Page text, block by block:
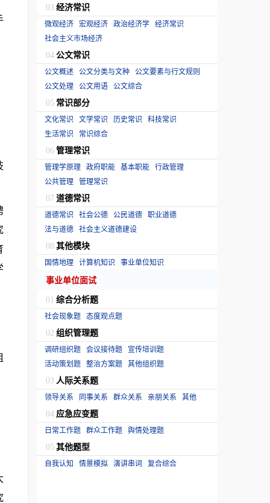
03 经济常识
微观经济 宏观经济 政治经济学 经济常识
社会主义市场经济
04 公文常识
公文概述 公文分类与文种 公文要素与行文规则
公文处理 公文用语 公文综合
05 常识部分
文化常识 文学常识 历史常识 科技常识
生活常识
常识综合
06 管理常识
管理学原理 政府职能 基本职能 行政管理
公共管理 管理常识
07 道德常识
道德常识 社会公德 公民道德 职业道德
法与道德 社会主义道德建设
08 其他模块
国情地理 计算机知识 事业单位知识
事业单位面试
01 综合分析题
社会现象题 态度观点题
02 组织管理题
调研组织题 会议接待题 宣传培训题
活动策划题 整治方案题 其他组织题
03 人际关系题
领导关系 同事关系 群众关系 亲朋关系 其他
04 应急应变题
日常工作题 群众工作题 舆情处理题
05 其他题型
自我认知 情景模拟 演讲串词 复合综合